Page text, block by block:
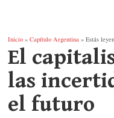
Inicio »Capítulo Argentina » Estás
El
las
el futuro